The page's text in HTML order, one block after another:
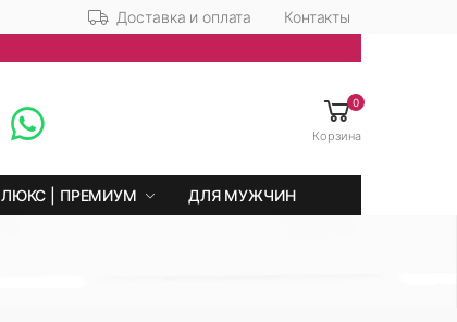
Доставка и оплата
Контакты
0
Корзина
ЛЮКС | ПРЕМИУМ ДЛЯ МУЖЧИН